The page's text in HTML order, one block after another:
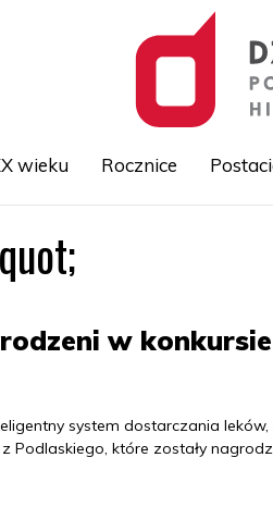
wieku Rocznice
w
system dostarczania
Podlaskiego, które zostały